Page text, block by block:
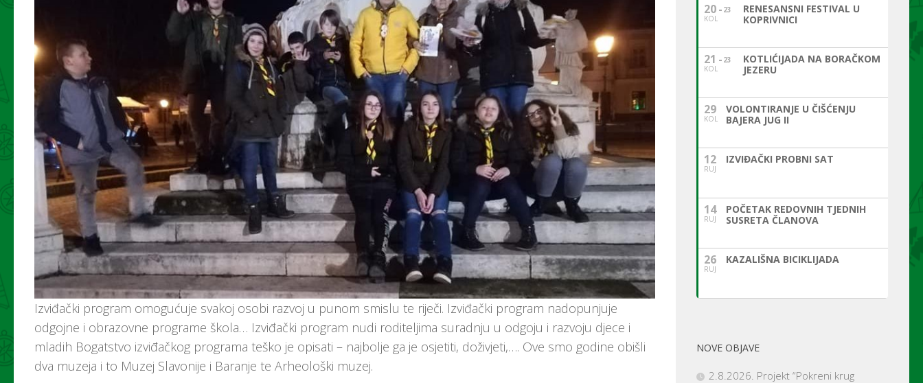
Izviđački program omogućuje svakoj osobi razvoj u punom smislu te riječi. Izviđački program nadopunjuje
odgojne i obrazovne programe škola… Izviđački program nudi roditeljima suradnju u odgoju i razvoju djece i
mladih Bogatstvo izviđačkog programa teško je opisati – najbolje ga je osjetiti, doživjeti,…. Ove smo godine obišli
dva muzeja i to Muzej Slavonije i Baranje te Arheološki muzej.
20
KOL
23
RENESANSNI FESTIVAL U
KOPRIVNICI
21
KOL
23
KOTLIĆIJADA NA BORAČKOM
JEZERU
29
KOL
VOLONTIRANJE U ČIŠĆENJU
BAJERA JUG II
12
RUJ
IZVIĐAČKI PROBNI SAT
14
RUJ
POČETAK REDOVNIH TJEDNIH
SUSRETA ČLANOVA
26
RUJ
KAZALIŠNA BICIKLIJADA
NOVE OBJAVE
2.8.2026. Projekt “Pokreni krug